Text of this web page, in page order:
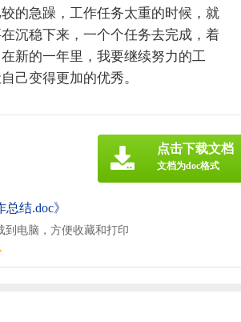
的急躁，工作任务太重的时候，就
沉稳下来，一个个任务去完成，着
新的一年里，我要继续努力的工
己变得更加的优秀。
结.doc》
到电脑，方便收藏和打印
点击下载文档
文档为doc格式